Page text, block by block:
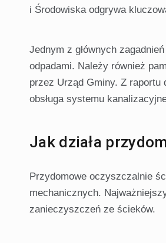
i Środowiska odgrywa
Jednym z głównych
odpadami. Należy również
przez Urząd Gminy. Z
obsługa systemu
Jak działa
Przydomowe oczyszczalnie
mechanicznych.
zanieczyszczeń ze ścieków.